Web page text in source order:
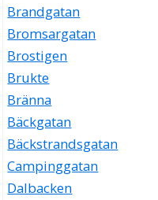
Brandgatan
Bromsargatan
Brostigen
Brukte
Bränna
Bäckgatan
Bäckstrandsgatan
Campinggatan
Dalbacken